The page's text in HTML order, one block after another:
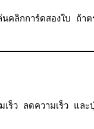
การ์ดสองใบ ถ้าต
ว ลดความเร็ว และ